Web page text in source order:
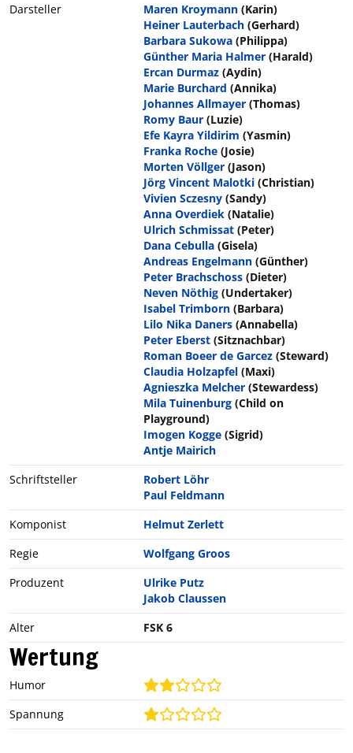
Darsteller
Maren Kroymann (Karin)
Heiner Lauterbach (Gerhard)
Barbara Sukowa (Philippa)
Günther Maria Halmer (Harald)
Ercan Durmaz (Aydin)
Marie Burchard (Annika)
Johannes Allmayer (Thomas)
Romy Baur (Luzie)
Efe Kayra Yildirim (Yasmin)
Franka Roche (Josie)
Morten Völlger (Jason)
Jörg Vincent Malotki (Christian)
Vivien Sczesny (Sandy)
Anna Overdiek (Natalie)
Ulrich Schmissat (Peter)
Dana Cebulla (Gisela)
Andreas Engelmann (Günther)
Peter Brachschoss (Dieter)
Neven Nöthig (Undertaker)
Isabel Trimborn (Barbara)
Lilo Nika Daners (Annabella)
Peter Eberst (Sitznachbar)
Roman Boeer de Garcez (Steward)
Claudia Holzapfel (Maxi)
Agnieszka Melcher (Stewardess)
Mila Tuinenburg (Child on
Playground)
Imogen Kogge (Sigrid)
Antje Mairich
Schriftsteller
Robert Löhr
Paul Feldmann
Komponist
Helmut Zerlett
Regie
Wolfgang Groos
Produzent
Ulrike Putz
Jakob Claussen
Alter
FSK 6
Wertung
Humor
Spannung